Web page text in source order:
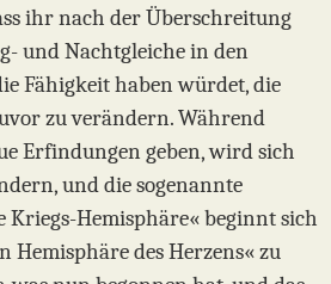
ihr nach der Überschreitung
und Nachtgleiche in den
Fähigkeit haben würdet, die
zu verändern. Während
Erfindungen geben, wird sich
und die sogenannte
Hemisphäre« beginnt sich
des Herzens« zu